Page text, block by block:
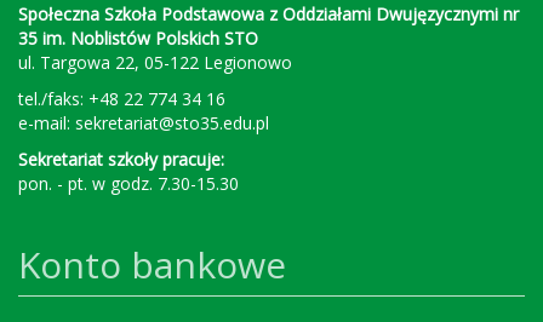
Społeczna Szkoła Podstawowa z Oddziałami Dwujęzycznymi nr
35 im. Noblistów Polskich STO
ul. Targowa 22, 05-122 Legionowo
tel./faks: +48 22 774 34 16
e-mail: sekretariat@sto35.edu.pl
Sekretariat szkoły pracuje:
pon. - pt. w godz. 7.30-15.30
Konto bankowe